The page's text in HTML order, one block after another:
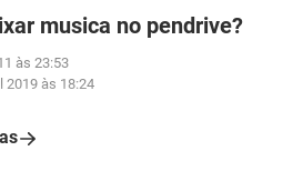
musica no pendrive?
às 23:53
2019 às 18:24